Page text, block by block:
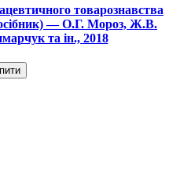
товарознавства
— О.Г. Мороз, Ж.В.
та ін., 2018